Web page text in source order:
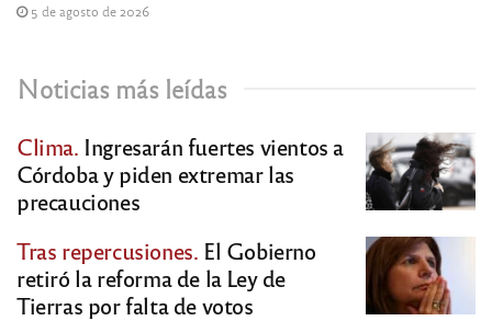
5 de agosto de 2026
Noticias más leídas
Clima. Ingresarán fuertes vientos a
Córdoba y piden extremar las
precauciones
Tras repercusiones. El Gobierno
retiró la reforma de la Ley de
Tierras por falta de votos